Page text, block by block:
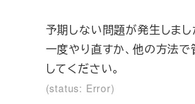
予期しない問題が発生しまし
一度やり直すか、他の方法
してください。
(status: Error)